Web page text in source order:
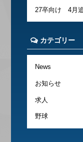
27卒向け 4月
カテゴリー
News
お知らせ
求人
野球